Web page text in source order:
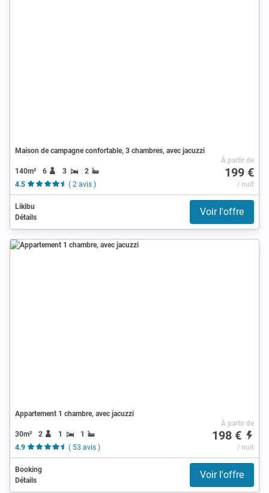
Maison de campagne confortable, 3 chambres, avec jacuzzi
140m² 6 3
2
4.5
( 2 avis )
À partir de
199 €
/ nuit
Likibu
Détails
Voir l'offre
Appartement 1 chambre, avec jacuzzi
30m² 2 1
1
4.9
( 53 avis )
À partir de
198 €
/ nuit
Booking
Détails
Voir l'offre